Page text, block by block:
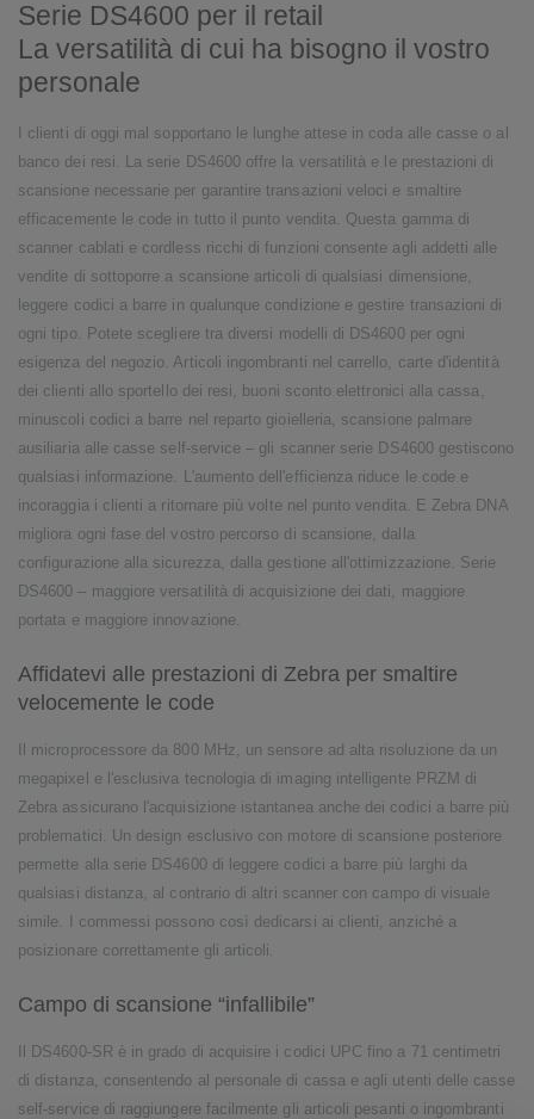
Serie DS4600 per il retail
La versatilità di cui ha bisogno il vostro
personale
I clienti di oggi mal sopportano le lunghe attese in coda alle casse o al
banco dei resi. La serie DS4600 offre la versatilità e le prestazioni di
scansione necessarie per garantire transazioni veloci e smaltire
efficacemente le code in tutto il punto vendita. Questa gamma di
scanner cablati e cordless ricchi di funzioni consente agli addetti alle
vendite di sottoporre a scansione articoli di qualsiasi dimensione,
leggere codici a barre in qualunque condizione e gestire transazioni di
ogni tipo. Potete scegliere tra diversi modelli di DS4600 per ogni
esigenza del negozio. Articoli ingombranti nel carrello, carte d'identità
dei clienti allo sportello dei resi, buoni sconto elettronici alla cassa,
minuscoli codici a barre nel reparto gioielleria, scansione palmare
ausiliaria alle casse self-service – gli scanner serie DS4600 gestiscono
qualsiasi informazione. L'aumento dell'efficienza riduce le code e
incoraggia i clienti a ritornare più volte nel punto vendita. E Zebra DNA
migliora ogni fase del vostro percorso di scansione, dalla
configurazione alla sicurezza, dalla gestione all'ottimizzazione. Serie
DS4600 – maggiore versatilità di acquisizione dei dati, maggiore
portata e maggiore innovazione.
Affidatevi alle prestazioni di Zebra per smaltire
velocemente le code
Il microprocessore da 800 MHz, un sensore ad alta risoluzione da un
megapixel e l'esclusiva tecnologia di imaging intelligente PRZM di
Zebra assicurano l'acquisizione istantanea anche dei codici a barre più
problematici. Un design esclusivo con motore di scansione posteriore
permette alla serie DS4600 di leggere codici a barre più larghi da
qualsiasi distanza, al contrario di altri scanner con campo di visuale
simile. I commessi possono così dedicarsi ai clienti, anziché a
posizionare correttamente gli articoli.
Campo di scansione “infallibile”
Il DS4600-SR è in grado di acquisire i codici UPC fino a 71 centimetri
di distanza, consentendo al personale di cassa e agli utenti delle casse
self-service di raggiungere facilmente gli articoli pesanti o ingombranti